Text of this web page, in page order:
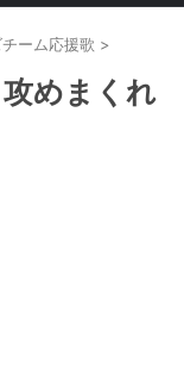
ーム応援歌 >
めまくれ